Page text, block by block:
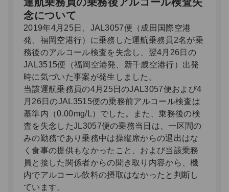
念について
2019年4月25日、JAL3057便（成田国際空港
発、福岡空港行）に乗務した運航乗務員2名が乗
務後のアルコール検査を失念し、翌4月26日の
JAL3515便（福岡空港発、新千歳空港行）出発
時に気づいた事案が発生しました。
当該運航乗務員の4月25日のJAL3057便および4
月26日のJAL3515便の乗務前アルコール検査は
基準内（0.00mg/L）でした。また、乗務後の検
査を失念したJL3057便の乗務当日は、一区間の
みの勤務であり乗務中は操縦席からの退出はな
く食事の提供もなかったこと、および当該乗務
員と接した関係者からの聞き取り内容から、機
内でアルコール飲料の摂取はなかったと判断し
ています。